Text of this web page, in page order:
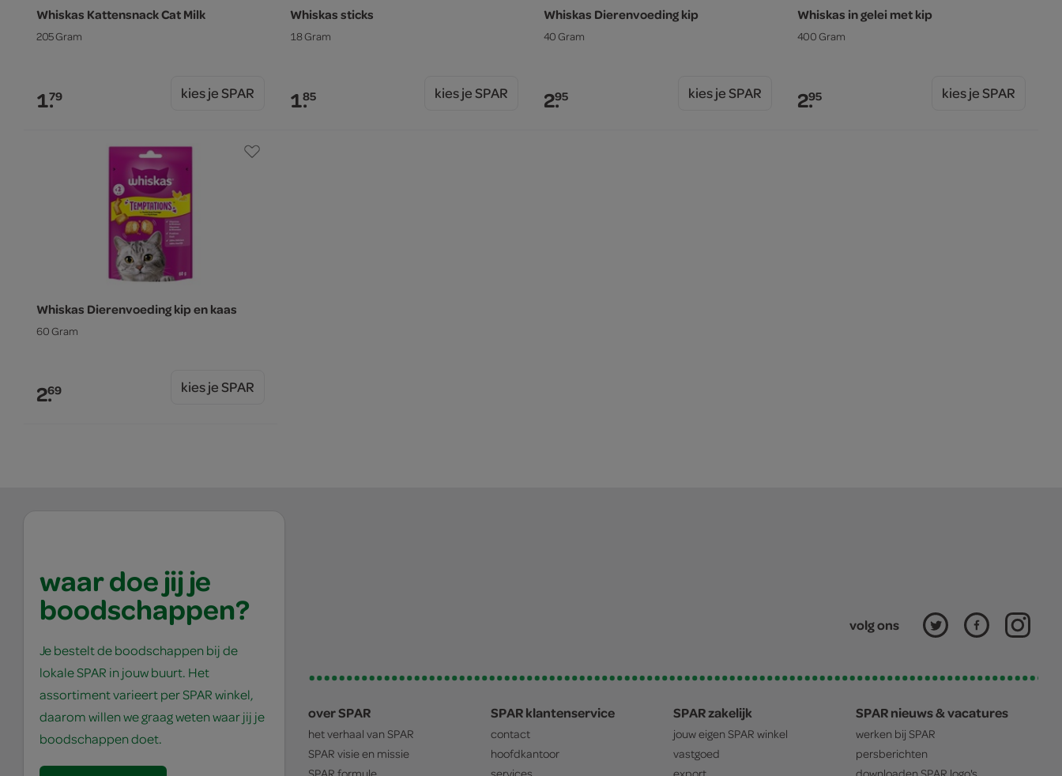
Whiskas Kattensnack Cat Milk
205 Gram
1.79 kies je SPAR
Whiskas sticks
18 Gram
1.85 kies je SPAR
Whiskas Dierenvoeding kip
40 Gram
2.95 kies je SPAR
Whiskas in gelei met kip
400 Gram
2.95 kies je SPAR
Whiskas Dierenvoeding kip en kaas
60 Gram
2.69 kies je SPAR
waar doe jij je
boodschappen?
Je bestelt de boodschappen bij de
lokale SPAR in jouw buurt. Het
assortiment varieert per SPAR winkel,
daarom willen we graag weten waar jij je
boodschappen doet.
volg ons
over SPAR
het verhaal van SPAR
SPAR visie en missie
SPAR klantenservice
contact
hoofdkantoor
SPAR zakelijk
jouw eigen SPAR winkel
vastgoed
SPAR nieuws & vacatures
werken bij SPAR
persberichten